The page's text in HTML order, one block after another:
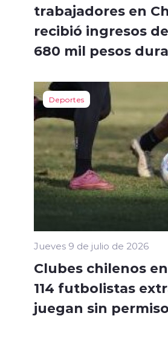
trabajadores en
recibió ingresos
680 mil pesos
Deportes
Jueves 9 de julio de 2026
Clubes chilenos
114 futbolistas
juegan sin